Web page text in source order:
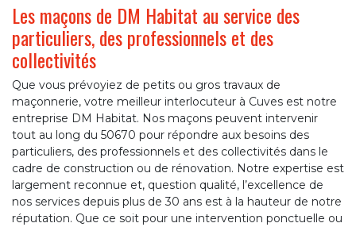
Les maçons de DM Habitat au service des
particuliers, des professionnels et des
collectivités
Que vous prévoyiez de petits ou gros travaux de
maçonnerie, votre meilleur interlocuteur à Cuves est notre
entreprise DM Habitat. Nos maçons peuvent intervenir
tout au long du 50670 pour répondre aux besoins des
particuliers, des professionnels et des collectivités dans le
cadre de construction ou de rénovation. Notre expertise est
largement reconnue et, question qualité, l’excellence de
nos services depuis plus de 30 ans est à la hauteur de notre
réputation. Que ce soit pour une intervention ponctuelle ou